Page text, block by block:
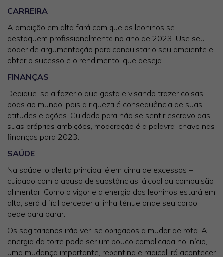
CARREIRA
A ambição em alta fará com que os leoninos se
destaquem profissionalmente no ano de 2023. Use seu
poder de argumentação para conquistar o seu ambiente e
obter o sucesso e o rendimento, que deseja.
FINANÇAS
Dedique-se a fazer o que gosta e visando trazer coisas
boas ao mundo, pois a riqueza é consequência de suas
atitudes e ações. Cuidado para não se sentir escravo das
suas próprias ambições, moderação é a palavra-chave nas
finanças para 2023.
SAÚDE
Na saúde, o alerta principal é em cima de excessos –
cuidado com o abuso de substâncias, álcool ou compulsão
alimentar. Como o vigor e a energia dos leoninos estará em
alta, será difícil perceber a linha ténue onde seu corpo
pede para parar.
Os sagitarianos irão ver-se obrigados a mudar de rota. A
energia da torre pode ser um pouco complicada no início,
uma mudança importante, repentina e radical irá acontecer